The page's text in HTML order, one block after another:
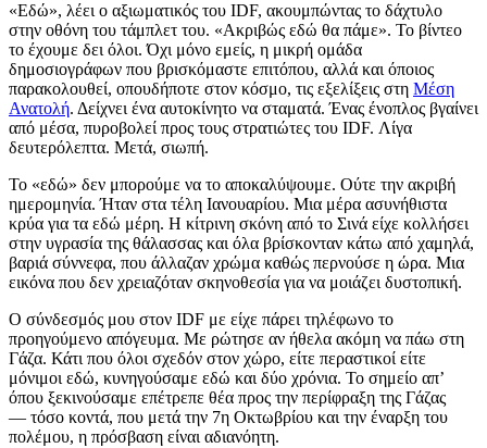
«Εδώ», λέει ο αξιωματικός του IDF, ακουμπώντας το δάχτυλο
στην οθόνη του τάμπλετ του. «Ακριβώς εδώ θα πάμε». Το βίντεο
το έχουμε δει όλοι. Όχι μόνο εμείς, η μικρή ομάδα
δημοσιογράφων που βρισκόμαστε επιτόπου, αλλά και όποιος
παρακολουθεί, οπουδήποτε στον κόσμο, τις εξελίξεις στη Μέση
Ανατολή. Δείχνει ένα αυτοκίνητο να σταματά. Ένας ένοπλος βγαίνει
από μέσα, πυροβολεί προς τους στρατιώτες του IDF. Λίγα
δευτερόλεπτα. Μετά, σιωπή.
Το «εδώ» δεν μπορούμε να το αποκαλύψουμε. Ούτε την ακριβή
ημερομηνία. Ήταν στα τέλη Ιανουαρίου. Μια μέρα ασυνήθιστα
κρύα για τα εδώ μέρη. Η κίτρινη σκόνη από το Σινά είχε κολλήσει
στην υγρασία της θάλασσας και όλα βρίσκονταν κάτω από χαμηλά,
βαριά σύννεφα, που άλλαζαν χρώμα καθώς περνούσε η ώρα. Μια
εικόνα που δεν χρειαζόταν σκηνοθεσία για να μοιάζει δυστοπική.
Ο σύνδεσμός μου στον IDF με είχε πάρει τηλέφωνο το
προηγούμενο απόγευμα. Με ρώτησε αν ήθελα ακόμη να πάω στη
Γάζα. Κάτι που όλοι σχεδόν στον χώρο, είτε περαστικοί είτε
μόνιμοι εδώ, κυνηγούσαμε εδώ και δύο χρόνια. Το σημείο απ’
όπου ξεκινούσαμε επέτρεπε θέα προς την περίφραξη της Γάζας
— τόσο κοντά, που μετά την 7η Οκτωβρίου και την έναρξη του
πολέμου, η πρόσβαση είναι αδιανόητη.